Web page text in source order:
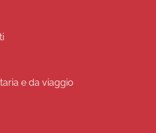
e da viaggio